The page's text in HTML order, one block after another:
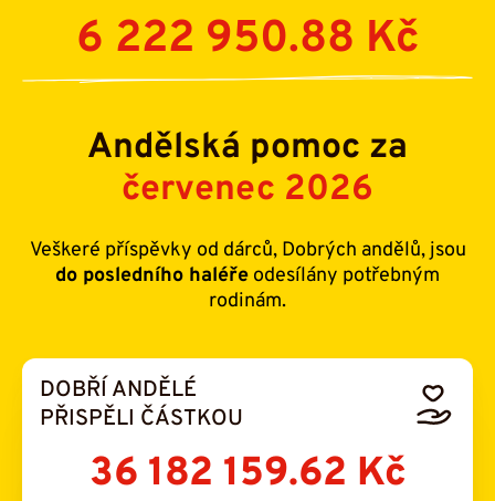
6 222 950.88 Kč
Andělská pomoc za
červenec 2026
Veškeré příspěvky od dárců, Dobrých andělů, jsou
do posledního haléře odesílány potřebným
rodinám.
DOBŘÍ ANDĚLÉ
PŘISPĚLI ČÁSTKOU
36 182 159.62 Kč